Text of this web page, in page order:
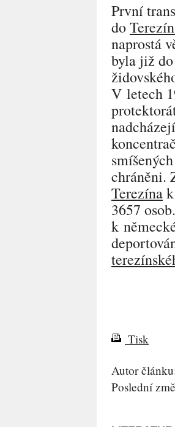
První
do
naprostá
byla již
V letech
chráněni.
Terezína
3657
k
Tisk
Autor
Poslední